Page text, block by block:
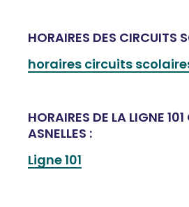
HORAIRES DES CIRCUITS
horaires circuits
HORAIRES DE LA LIGNE
ASNELLES :
Ligne 101